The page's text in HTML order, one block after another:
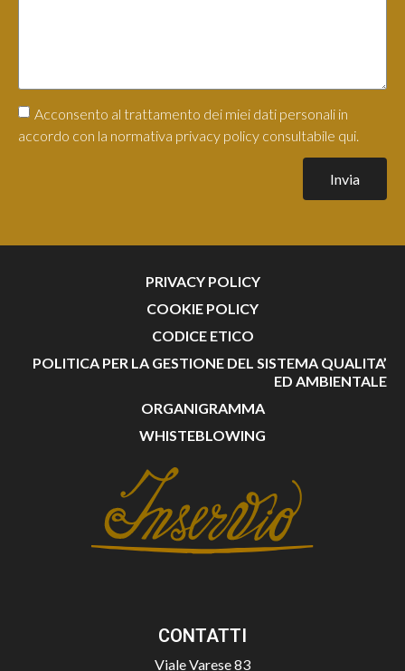
Acconsento al trattamento dei miei dati personali in
accordo con la normativa privacy policy consultabile qui.
Invia
PRIVACY POLICY
COOKIE POLICY
CODICE ETICO
POLITICA PER LA GESTIONE DEL SISTEMA QUALITA’
ED AMBIENTALE
ORGANIGRAMMA
WHISTEBLOWING
CONTATTI
Viale Varese 83